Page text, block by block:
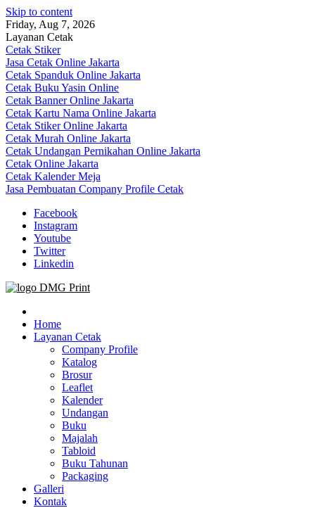
Skip to content
Friday, Aug 7, 2026
Layanan Cetak
Cetak Stiker
Jasa Cetak Online Jakarta
Cetak Spanduk Online Jakarta
Cetak Buku Yasin Online
Cetak Banner Online Jakarta
Cetak Kartu Nama Online Jakarta
Cetak Stiker Online Jakarta
Cetak Murah Online Jakarta
Cetak Undangan Pernikahan Online Jakarta
Cetak Online Jakarta
Cetak Kalender Meja
Jasa Pembuatan Company Profile Cetak
Facebook
Instagram
Youtube
Twitter
Linkedin
Jasa Cetak Online DMG Printing
Home
Layanan Cetak
Company Profile
Katalog
Brosur
Leaflet
Kalender
Undangan
Buku
Majalah
Tabloid
Buku Tahunan
Packaging
Galleri
Kontak